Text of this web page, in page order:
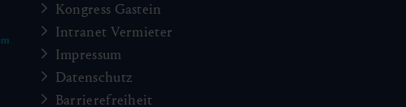
Kongress Gastein
Intranet Vermieter
Impressum
Datenschutz
Barrierefreiheit